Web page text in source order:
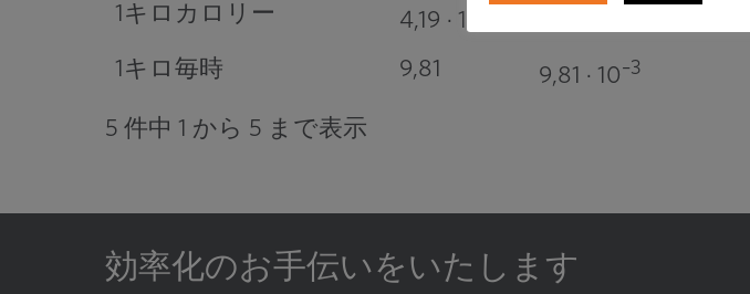
1キロカロリー 4,19 · 10
1キロ毎時 9,81 9,81 · 10–3
5 件中 1 から 5 まで表示
効率化のお手伝いをいたします